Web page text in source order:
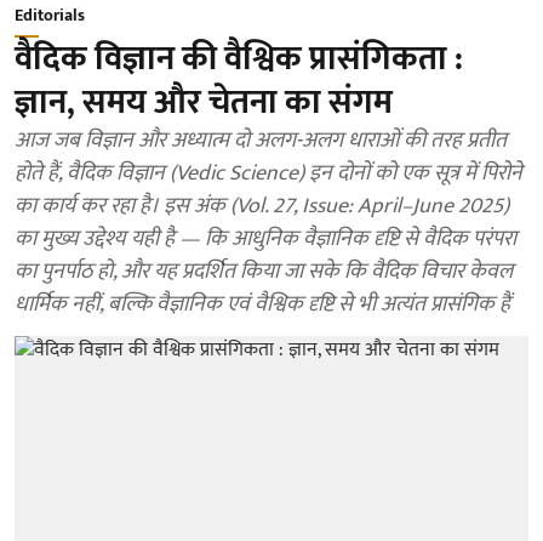
Editorials
वैदिक विज्ञान की वैश्विक प्रासंगिकता :
ज्ञान, समय और चेतना का संगम
आज जब विज्ञान और अध्यात्म दो अलग-अलग धाराओं की तरह प्रतीत
होते हैं, वैदिक विज्ञान (Vedic Science) इन दोनों को एक सूत्र में पिरोने
का कार्य कर रहा है। इस अंक (Vol. 27, Issue: April–June 2025)
का मुख्य उद्देश्य यही है — कि आधुनिक वैज्ञानिक दृष्टि से वैदिक परंपरा
का पुनर्पाठ हो, और यह प्रदर्शित किया जा सके कि वैदिक विचार केवल
धार्मिक नहीं, बल्कि वैज्ञानिक एवं वैश्विक दृष्टि से भी अत्यंत प्रासंगिक हैं